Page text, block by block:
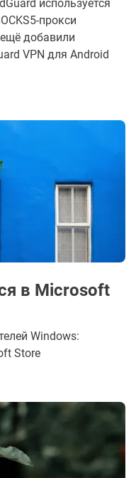
используется
прокси
добавили
VPN для Android
в Microsoft
Windows:
Store